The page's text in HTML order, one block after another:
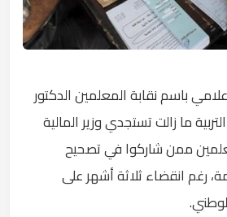
باسم نقابة المعلمين الدكتور
ما زالت تستجدي وزير المالية
ممن شاركوا في تصحيح
رغم انقضاء ثلاثة أشهر على